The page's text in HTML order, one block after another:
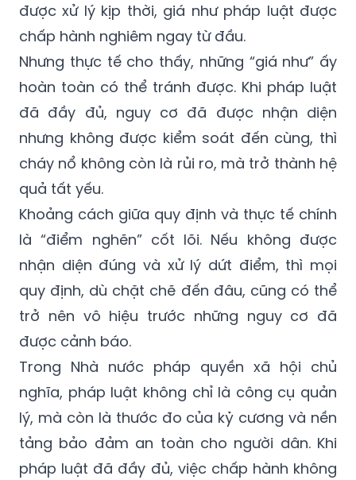
được xử lý kịp thời, giá như pháp luật được
chấp hành nghiêm ngay từ đầu.
Nhưng thực tế cho thấy, những “giá như” ấy
hoàn toàn có thể tránh được. Khi pháp luật
đã đầy đủ, nguy cơ đã được nhận diện
nhưng không được kiểm soát đến cùng, thì
cháy nổ không còn là rủi ro, mà trở thành hệ
quả tất yếu.
Khoảng cách giữa quy định và thực tế chính
là “điểm nghẽn” cốt lõi. Nếu không được
nhận diện đúng và xử lý dứt điểm, thì mọi
quy định, dù chặt chẽ đến đâu, cũng có thể
trở nên vô hiệu trước những nguy cơ đã
được cảnh báo.
Trong Nhà nước pháp quyền xã hội chủ
nghĩa, pháp luật không chỉ là công cụ quản
lý, mà còn là thước đo của kỷ cương và nền
tảng bảo đảm an toàn cho người dân. Khi
pháp luật đã đầy đủ, việc chấp hành không